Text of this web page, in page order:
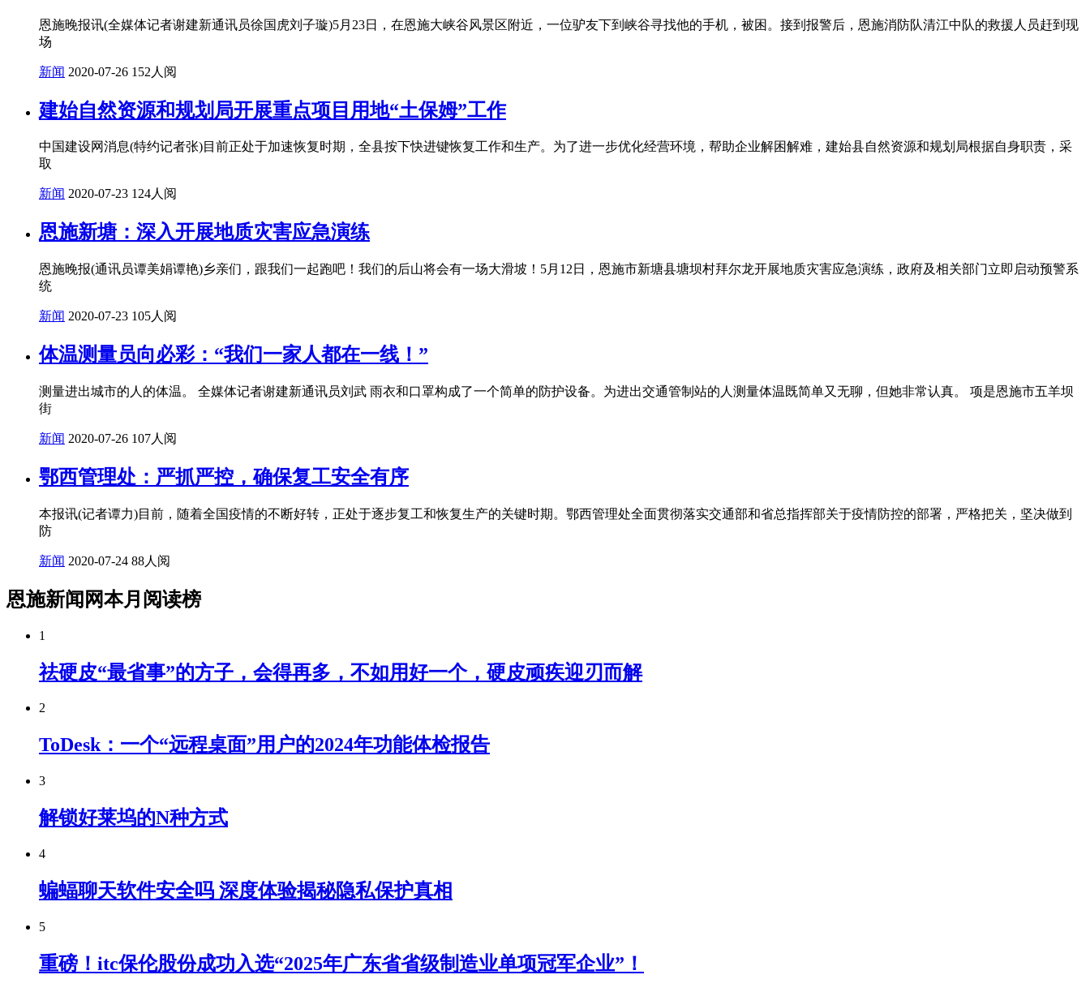
恩施晚报讯(全媒体记者谢建新通讯员徐国虎刘子璇)5月23日，在恩施大峡谷风景区附近，一位驴友下到峡谷寻找他的手机，被困。接到报警后，恩施消防队清江中队的救援人员赶到现
场
新闻 2020-07-26 152人阅
建始自然资源和规划局开展重点项目用地“土保姆”工作
中国建设网消息(特约记者张)目前正处于加速恢复时期，全县按下快进键恢复工作和生产。为了进一步优化经营环境，帮助企业解困解难，建始县自然资源和规划局根据自身职责，采
取
新闻 2020-07-23 124人阅
恩施新塘：深入开展地质灾害应急演练
恩施晚报(通讯员谭美娟谭艳)乡亲们，跟我们一起跑吧！我们的后山将会有一场大滑坡！5月12日，恩施市新塘县塘坝村拜尔龙开展地质灾害应急演练，政府及相关部门立即启动预警系
统
新闻 2020-07-23 105人阅
体温测量员向必彩：“我们一家人都在一线！”
测量进出城市的人的体温。 全媒体记者谢建新通讯员刘武 雨衣和口罩构成了一个简单的防护设备。为进出交通管制站的人测量体温既简单又无聊，但她非常认真。 项是恩施市五羊坝
街
新闻 2020-07-26 107人阅
鄂西管理处：严抓严控，确保复工安全有序
本报讯(记者谭力)目前，随着全国疫情的不断好转，正处于逐步复工和恢复生产的关键时期。鄂西管理处全面贯彻落实交通部和省总指挥部关于疫情防控的部署，严格把关，坚决做到
防
新闻 2020-07-24 88人阅
恩施新闻网本月阅读榜
1
祛硬皮“最省事”的方子，会得再多，不如用好一个，硬皮顽疾迎刃而解
2
ToDesk：一个“远程桌面”用户的2024年功能体检报告
3
解锁好莱坞的N种方式
4
蝙蝠聊天软件安全吗 深度体验揭秘隐私保护真相
5
重磅！itc保伦股份成功入选“2025年广东省省级制造业单项冠军企业”！